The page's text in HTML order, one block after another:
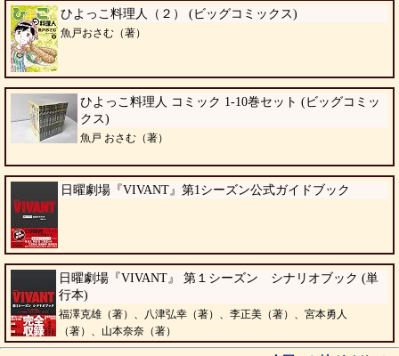
ひよっこ料理人（２） (ビッグコミックス)
魚戸おさむ（著）
ひよっこ料理人 コミック 1-10巻セット (ビッグコミッ
クス)
魚戸 おさむ（著）
日曜劇場『VIVANT』第1シーズン公式ガイドブック
日曜劇場『VIVANT』 第１シーズン シナリオブック (単
行本)
福澤克雄（著）、八津弘幸（著）、李正美（著）、宮本勇人
（著）、山本奈奈（著）